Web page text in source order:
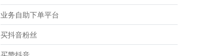
业务自助下单平台
买抖音粉丝